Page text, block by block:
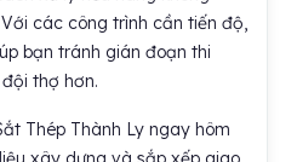
các công trình cần tiến độ,
bạn tránh gián đoạn thi
thợ hơn.
Thép Thành Ly ngay hôm